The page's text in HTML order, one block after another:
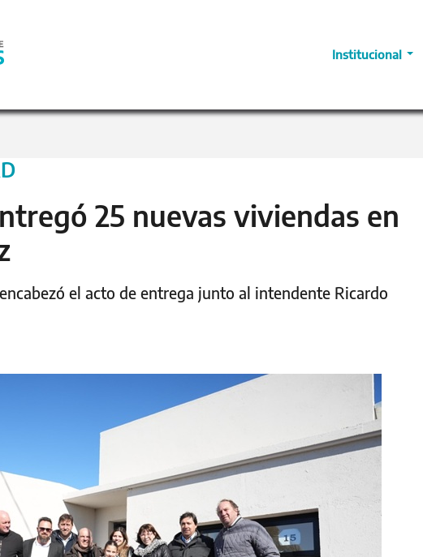
Institucional
25 nuevas viviendas en
el acto de entrega junto al intendente Ricardo